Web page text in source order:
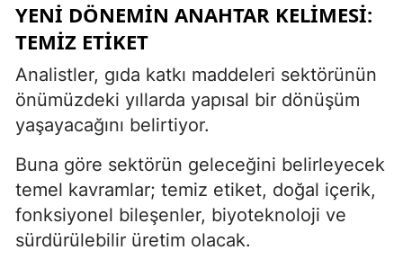
YENI DÖNEMIN ANAHTAR KELIMESI:
TEMIZ ETIKET
Analistler, gıda katkı maddeleri sektörünün
önümüzdeki yıllarda yapısal bir dönüşüm
yaşayacağını belirtiyor.
Buna göre sektörün geleceğini belirleyecek
temel kavramlar; temiz etiket, doğal içerik,
fonksiyonel bileşenler, biyoteknoloji ve
sürdürülebilir üretim olacak.